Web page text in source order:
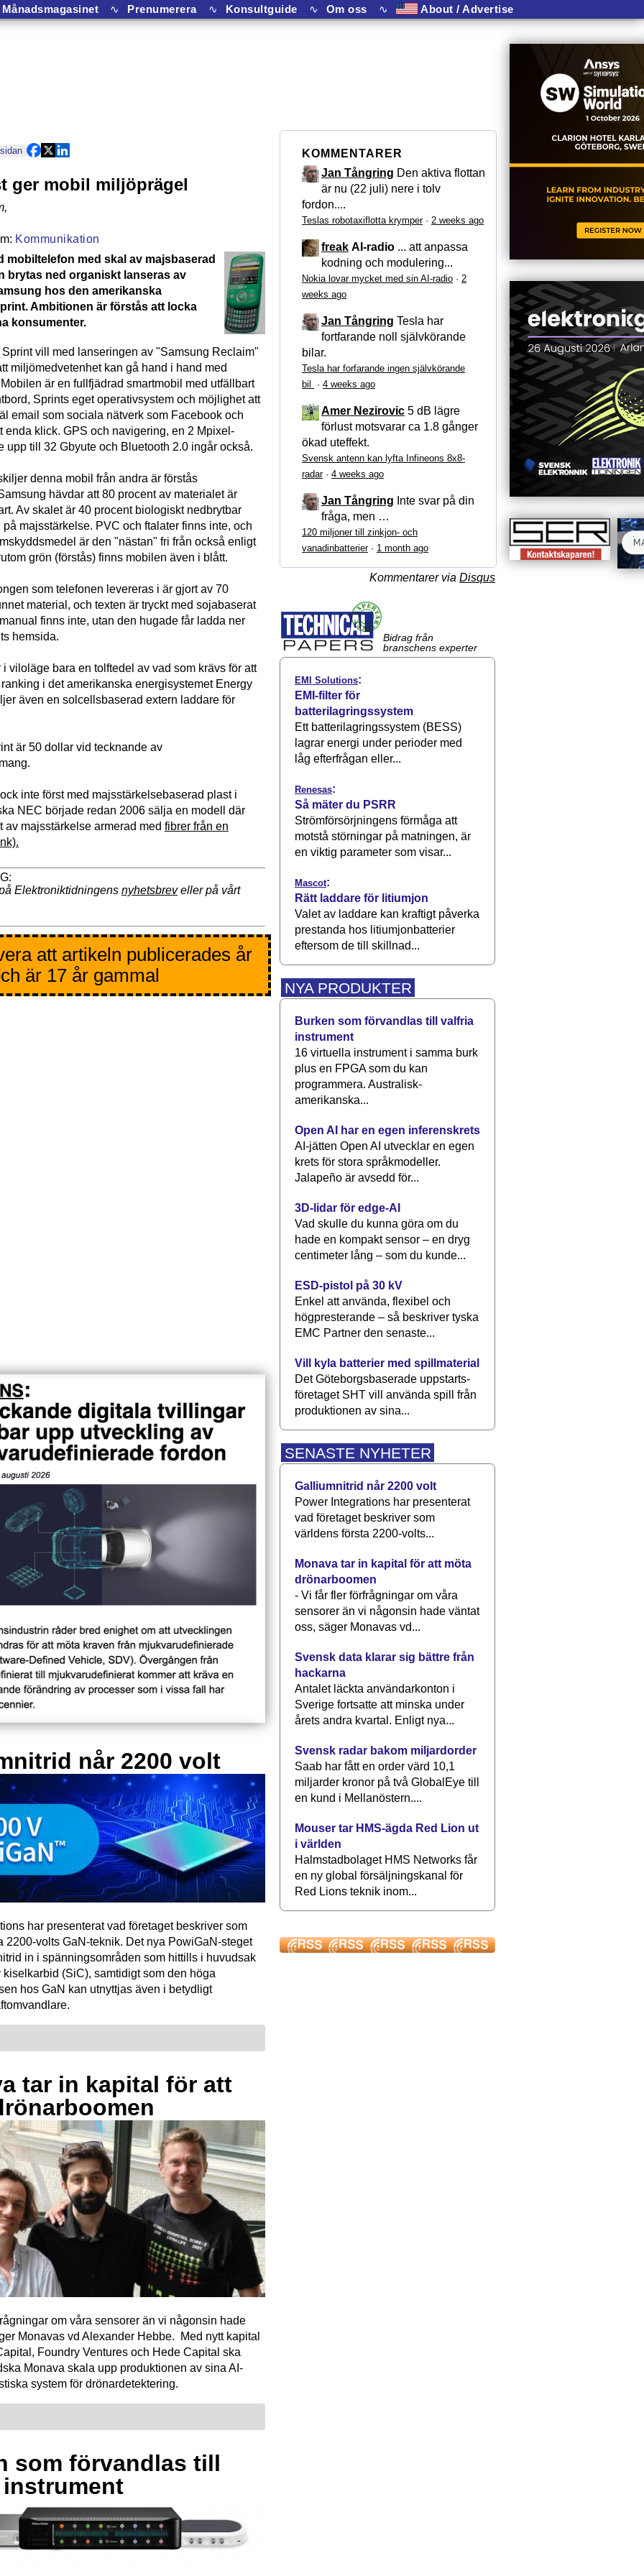
Månadsmagasinet ∿ Prenumerera ∿ Konsultguide ∿ Om oss ∿ About / Advertise
ger mobil miljöprägel
,
Kommunikation
mobiltelefon med skal av majsbaserad
brytas ned organiskt lanseras av
hos den amerikanska
Ambitionen är förstås att locka
konsumenter.
vill med lanseringen av "Samsung Reclaim"
miljömedvetenhet kan gå hand i hand med
är en fullfjädrad smartmobil med utfällbart
Sprints eget operativsystem och möjlighet att
email som sociala nätverk som Facebook och
enda klick. GPS och navigering, en 2 Mpixel-
upp till 32 Gbyute och Bluetooth 2.0 ingår också.
denna mobil från andra är förstås
hävdar att 80 procent av materialet är
Av skalet är 40 procent biologiskt nedbrytbar
på majsstärkelse. PVC och ftalater finns inte, och
är den "nästan" fri från också enligt
grön (förstås) finns mobilen även i blått.
som telefonen levereras i är gjort av 70
material, och texten är tryckt med sojabaserat
finns inte, utan den hugade får ladda ner
hemsida.
i viloläge bara en tolftedel av vad som krävs för att
i det amerikanska energisystemet Energy
även en solcellsbaserad extern laddare för
är 50 dollar vid tecknande av
inte först med majsstärkelsebaserad plast i
NEC började redan 2006 sälja en modell där
av majsstärkelse armerad med fibrer från en
Elektroniktidningens nyhetsbreveller på vårt
att artikeln publicerades år
är 17 år gammal
når 2200 volt
har presenterat vad företaget beskriver som
2200-volts GaN-teknik. Det nya PowiGaN-steget
in i spänningsområden som hittills i huvudsak
kiselkarbid (SiC), samtidigt som den höga
hos GaN kan utnyttjas även i betydligt
tar in kapital för att
om våra sensorer än vi någonsin hade
Monavas vd Alexander Hebbe. Med nytt kapital
Foundry Ventures och Hede Capital ska
Monava skala upp produktionen av sina AI-
system för drönardetektering.
som förvandlas till
KOMMENTARER
Jan Tångring Den aktiva flottan
är nu (22 juli) nere i tolv
fordon....
Teslas robotaxiflotta krymper· 2 weeks ago
freak AI-radio ... att anpassa
kodning och modulering...
Nokia lovar mycket med sin AI-radio · 2
weeks ago
Jan Tångring Tesla har
fortfarande noll självkörande
bilar.
Tesla har forfarande ingen självkörande
bil
· 4 weeks ago
Amer Nezirovic 5 dB lägre
förlust motsvarar ca 1.8 gånger
ökad uteffekt.
Svensk antenn kan lyfta Infineons 8x8-
radar· 4 weeks ago
Jan Tångring Inte svar på din
fråga, men …
120 miljoner till zinkjon- och
vanadinbatterier· 1 month ago
Kommentarer via Disqus
Bidrag från
branschens experter
EMI Solutions:
EMI-filter för
batterilagringssystem
Ett batterilagringssystem (BESS)
lagrar energi under perioder med
låg efterfrågan eller...
Renesas:
Så mäter du PSRR
Strömförsörjningens förmåga att
motstå störningar på matningen, är
en viktig parameter som visar...
Mascot:
Rätt laddare för litiumjon
Valet av laddare kan kraftigt påverka
prestanda hos litiumjonbatterier
eftersom de till skillnad...
NYA PRODUKTER
Burken som förvandlas till valfria
instrument
16 virtuella instrument i samma burk
plus en FPGA som du kan
programmera. Australisk-
amerikanska...
Open AI har en egen inferenskrets
AI-jätten Open AI utvecklar en egen
krets för stora språkmodeller.
Jalapeño är avsedd för...
3D-lidar för edge-AI
Vad skulle du kunna göra om du
hade en kompakt sensor – en dryg
centimeter lång – som du kunde...
ESD-pistol på 30 kV
Enkel att använda, flexibel och
högpresterande – så beskriver tyska
EMC Partner den senaste...
Vill kyla batterier med spillmaterial
Det Göteborgsbaserade upp­starts­
företaget SHT vill använda spill från
produktionen av sina...
SENASTE NYHETER
Galliumnitrid når 2200 volt
Power Integrations har presenterat
vad företaget beskriver som
världens första 2200-volts...
Monava tar in kapital för att möta
drönarboomen
- Vi får fler förfrågningar om våra
sensorer än vi någonsin hade väntat
oss, säger Monavas vd...
Svensk data klarar sig bättre från
hackarna
Antalet läckta användarkonton i
Sverige fortsatte att minska under
årets andra kvartal. Enligt nya...
Svensk radar bakom miljardorder
Saab har fått en order värd 10,1
miljarder kronor på två GlobalEye till
en kund i Mellanöstern....
Mouser tar HMS-ägda Red Lion ut
i världen
Halmstadbolaget HMS Networks får
en ny global försäljningskanal för
Red Lions teknik inom...